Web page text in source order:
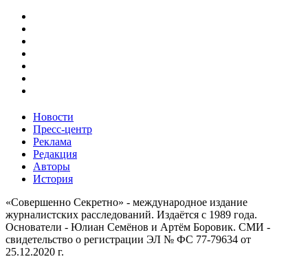
Новости
Пресс-центр
Реклама
Редакция
Авторы
История
«Совершенно Секретно» - международное издание
журналистских расследований. Издаётся с 1989 года.
Основатели - Юлиан Семёнов и Артём Боровик. CМИ -
свидетельство о регистрации ЭЛ № ФС 77-79634 от
25.12.2020 г.